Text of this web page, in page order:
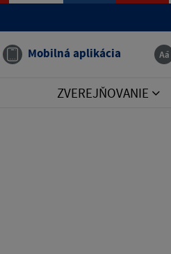
Mobilná aplikácia
ZVEREJŇOVANIE